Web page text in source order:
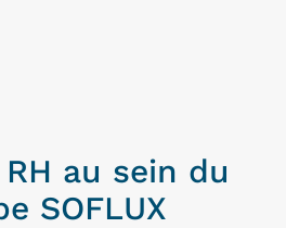
au sein du
SOFLUX